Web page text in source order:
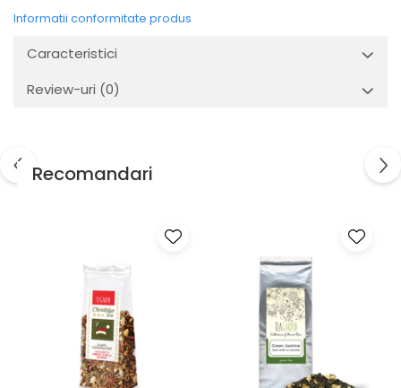
Informatii conformitate produs
Caracteristici
Review-uri (0)
Recomandari